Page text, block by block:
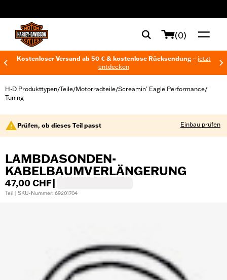
(0)
Kostenloser Versand ab 50 € & kostenlose Rücksendung – jetzt
entdecken
H-D Produkttypen/Teile/Motorradteile/Screamin’ Eagle Performance/
Tuning
Prüfen, ob dieses Teil passt Einbau prüfen
LAMBDASONDEN-
KABELBAUMVERLÄNGERUNG
47,00 CHF
Teil | SKU-Nummer: 69201704